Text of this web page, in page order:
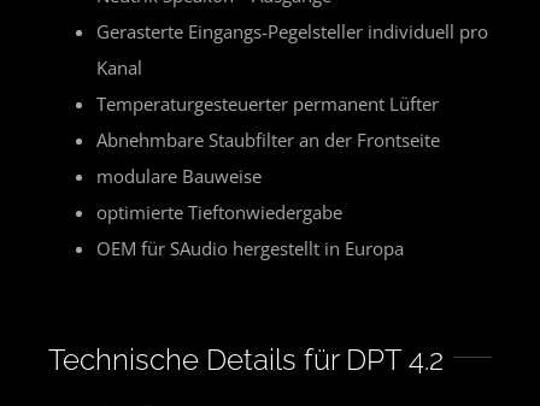
Gerasterte Eingangs-Pegelsteller individuell pro
Kanal
Temperaturgesteuerter permanent Lüfter
Abnehmbare Staubfilter an der Frontseite
modulare Bauweise
optimierte Tieftonwiedergabe
OEM für SAudio hergestellt in Europa
Technische Details für DPT 4.2